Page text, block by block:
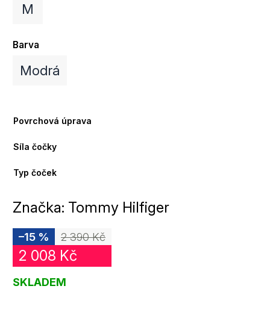
M
Barva
Modrá
Povrchová úprava
Síla čočky
Typ čoček
Značka: Tommy Hilfiger
2 390 Kč
–15 %
2 008 Kč
SKLADEM